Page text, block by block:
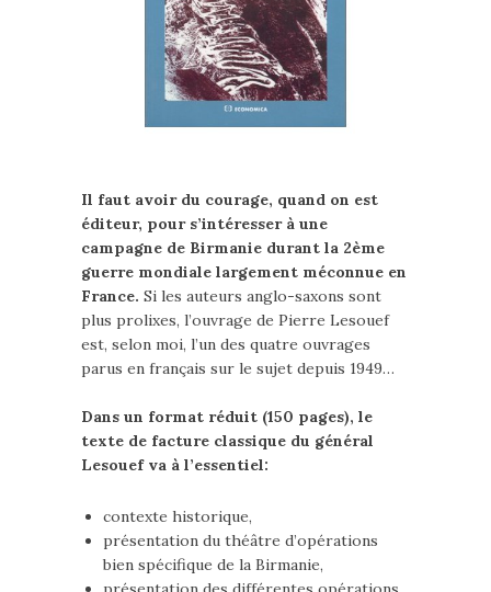
Il faut avoir du courage, quand on est
éditeur, pour s’intéresser à une
campagne de Birmanie durant la 2ème
guerre mondiale largement méconnue en
France. Si les auteurs anglo-saxons sont
plus prolixes, l’ouvrage de Pierre Lesouef
est, selon moi, l’un des quatre ouvrages
parus en français sur le sujet depuis 1949…
Dans un format réduit (150 pages), le
texte de facture classique du général
Lesouef va à l’essentiel:
contexte historique,
présentation du théâtre d’opérations
bien spécifique de la Birmanie,